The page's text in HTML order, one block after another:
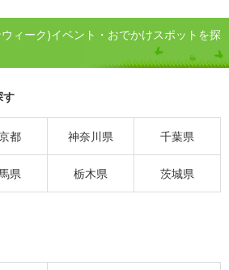
ィーク)イベント・おでかけスポットを探
す
都 神奈川県 千葉県
県 栃木県 茨城県